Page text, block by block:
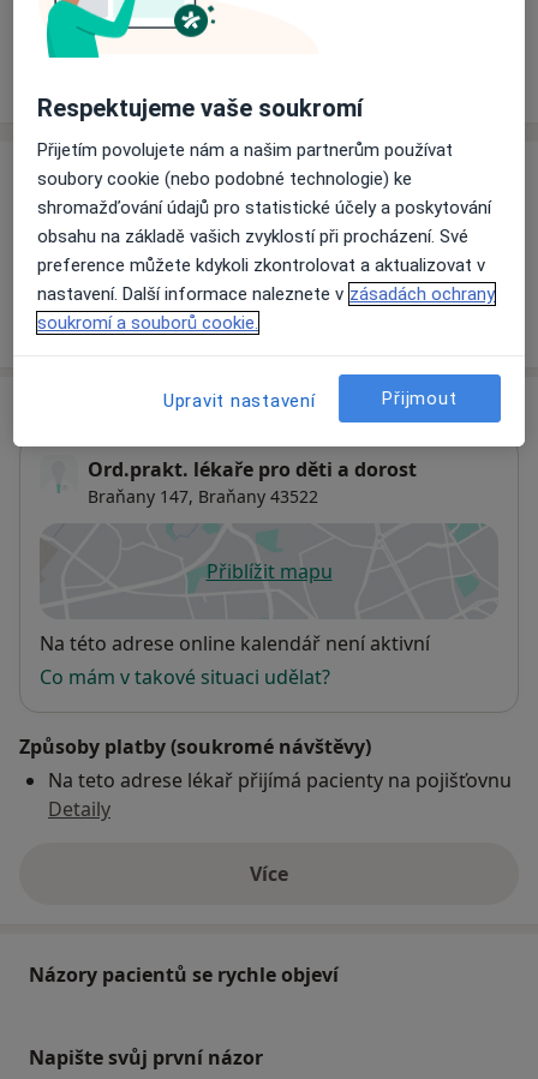
Ceník
Informace o službách a cenách nejsou k dispozici
Tento specialista ještě nepřidával žádné informace o
svých službách.
Ord.prakt. lékaře pro děti a dorost
Braňany 147, Braňany 43522
Přiblížit mapuse otevře v nové záložce
Dostupnost
Na této adrese online kalendář není aktivní
Co mám v takové situaci udělat?
Způsoby platby (soukromé návštěvy)
Na teto adrese lékař přijímá pacienty na pojišťovnu
Detaily
Víceo adrese
Názory pacientů se rychle objeví
Napište svůj první názor
Respektujeme vaše soukromí
Přijetím povolujete nám a našim partnerům používat
soubory cookie (nebo podobné technologie) ke
shromažďování údajů pro statistické účely a poskytování
obsahu na základě vašich zvyklostí při procházení. Své
preference můžete kdykoli zkontrolovat a aktualizovat v
nastavení. Další informace naleznete v zásadách ochrany
soukromí a souborů cookie.
Upravit nastavení Přijmout